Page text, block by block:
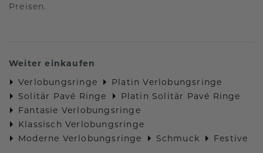
Preisen.
Weiter einkaufen
Verlobungsringe
Platin Verlobungsringe
Solitär Pavé Ringe
Platin Solitär Pavé Ringe
Fantasie Verlobungsringe
Klassisch Verlobungsringe
Moderne Verlobungsringe
Schmuck Festive